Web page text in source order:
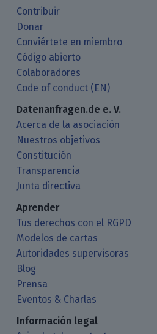
Contribuir
Donar
Conviértete en miembro
Código abierto
Colaboradores
Code of conduct (EN)
Datenanfragen.de e. V.
Acerca de la asociación
Nuestros objetivos
Constitución
Transparencia
Junta directiva
Aprender
Tus derechos con el RGPD
Modelos de cartas
Autoridades supervisoras
Blog
Prensa
Eventos & Charlas
Información legal